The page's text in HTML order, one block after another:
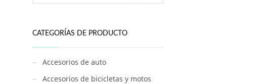
CATEGORÍAS DE PRODUCTO
Accesorios de auto
Accesorios de bicicletas y motos